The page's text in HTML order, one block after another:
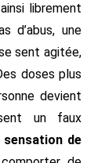
librement
d’abus, une
sent agitée,
doses plus
devient
un faux
sensation de